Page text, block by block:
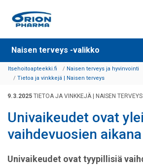
Siirry sisältöön
Naisen terveys -valikko
Itsehoitoapteekki.fi
Naisen terveys ja hyvinvointi
Tietoa ja vinkkejä | Naisen terveys
9.3.2025 TIETOA JA VINKKEJÄ | NAISEN TERVEYS
Univaikeudet ovat
vaihdevuosien aikana
Univaikeudet ovat tyypillisiä